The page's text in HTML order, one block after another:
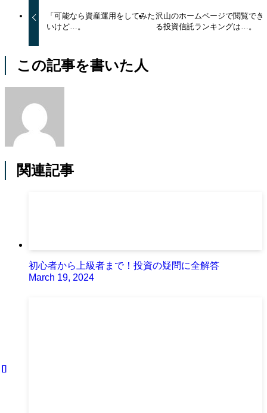
「可能なら資産運用をしてみた
いけど…。
沢山のホームページで閲覧でき
る投資信託ランキングは…。
この記事を書いた人
関連記事
初心者から上級者まで！投資の疑問に全解答
March 19, 2024